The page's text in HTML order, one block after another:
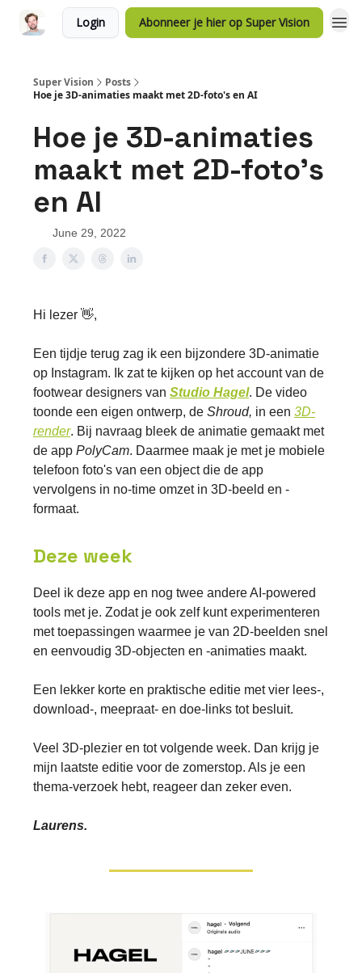
Login Abonneer je hier op Super Vision
Super Vision
Posts
Hoe je 3D-animaties maakt met 2D-foto's en AI
Hoe je 3D-animaties
maakt met 2D-foto's
en AI
June 29, 2022
Hi lezer 👋,
Een tijdje terug zag ik een bijzondere 3D-animatie
op Instagram. Ik zat te kijken op het account van de
footwear designers van Studio Hagel. De video
toonde een eigen ontwerp, de Shroud, in een 3D-
render. Bij navraag bleek de animatie gemaakt met
de app PolyCam. Daarmee maak je met je mobiele
telefoon foto's van een object die de app
vervolgens in no-time omzet in 3D-beeld en -
formaat.
Deze week
Deel ik deze app en nog twee andere AI-powered
tools met je. Zodat je ook zelf kunt experimenteren
met toepassingen waarmee je van 2D-beelden snel
en eenvoudig 3D-objecten en -animaties maakt.
Een lekker korte en praktische editie met vier lees-,
download-, meepraat- en doe-links tot besluit.
Veel 3D-plezier en tot volgende week. Dan krijg je
mijn laatste editie voor de zomerstop. Als je een
thema-verzoek hebt, reageer dan zeker even.
Laurens.